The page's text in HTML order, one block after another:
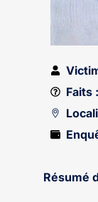
Faits :
Résumé